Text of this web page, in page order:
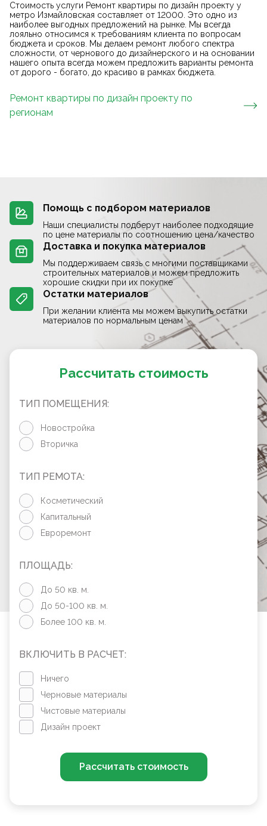
Стоимость услуги Ремонт квартиры по дизайн проекту у
метро Измайловская составляет от 12000. Это одно из
наиболее выгодных предложений на рынке. Мы всегда
лояльно относимся к требованиям клиента по вопросам
бюджета и сроков. Мы делаем ремонт любого спектра
сложности, от чернового до дизайнерского и на основании
нашего опыта всегда можем предложить варианты ремонта
от дорого - богато, до красиво в рамках бюджета.
Ремонт квартиры по дизайн проекту по
регионам
Помощь с подбором материалов
Наши специалисты подберут наиболее подходящие
по цене материалы по соотношению цена/качество
Доставка и покупка материалов
Мы поддерживаем связь с многими поставщиками
строительных материалов и можем предложить
хорошие скидки при их покупке
Остатки материалов
При желании клиента мы можем выкупить остатки
материалов по нормальным ценам
Рассчитать стоимость
ТИП ПОМЕЩЕНИЯ:
Новостройка
Вторичка
ТИП РЕМОТА:
Косметический
Капитальный
Евроремонт
ПЛОЩАДЬ:
До 50 кв. м.
До 50-100 кв. м.
Более 100 кв. м.
ВКЛЮЧИТЬ В РАСЧЕТ:
Ничего
Черновые материалы
Чистовые материалы
Дизайн проект
Рассчитать стоимость